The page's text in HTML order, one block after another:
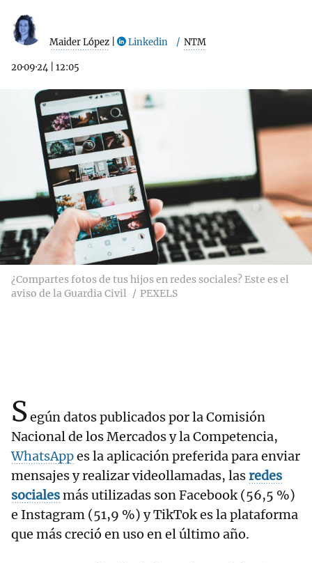
Maider López Linkedin NTM
20·09·24 12:05
¿Compartes fotos de tus hijos en redes sociales? Este es el
aviso de la Guardia Civil
PEXELS
Según datos publicados por la Comisión
Nacional de los Mercados y la Competencia,
WhatsAppes la aplicación preferida para enviar
mensajes y realizar videollamadas, lasredes
socialesmás utilizadas son Facebook (56,5 %)
e Instagram (51,9 %) y TikTok es la plataforma
que más creció en uso en el último año.